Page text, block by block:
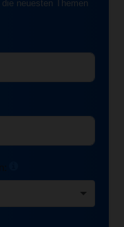
neuesten Themen